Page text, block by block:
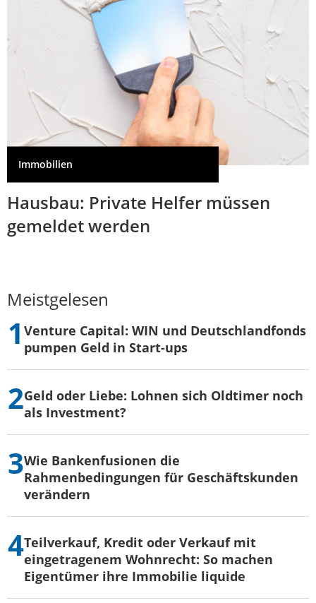
Immobilien
Hausbau: Private Helfer müssen
gemeldet werden
Meistgelesen
Venture Capital: WIN und Deutschlandfonds
pumpen Geld in Start-ups
Geld oder Liebe: Lohnen sich Oldtimer noch
als Investment?
Wie Bankenfusionen die
Rahmenbedingungen für Geschäftskunden
verändern
Teilverkauf, Kredit oder Verkauf mit
eingetragenem Wohnrecht: So machen
Eigentümer ihre Immobilie liquide